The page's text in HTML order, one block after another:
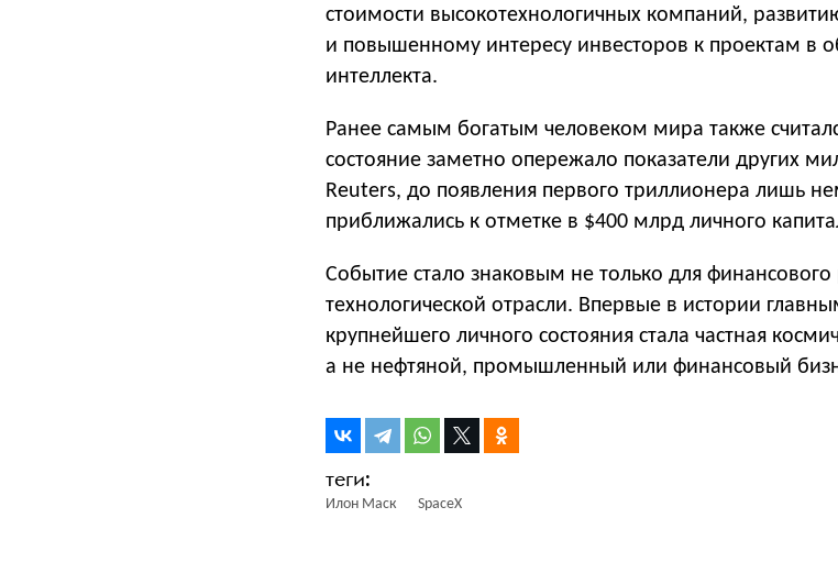
стоимости высокотехнологичных компаний,
и повышенному интересу инвесторов к проектам в
интеллекта.
Ранее самым богатым человеком мира также
состояние заметно опережало показатели других
Reuters, до появления первого триллионера лишь
приближались к отметке в $400 млрд личного
Событие стало знаковым не только для
технологической отрасли. Впервые в истории
крупнейшего личного состояния стала частная
а не нефтяной, промышленный или финансовый
Илон Маск SpaceX